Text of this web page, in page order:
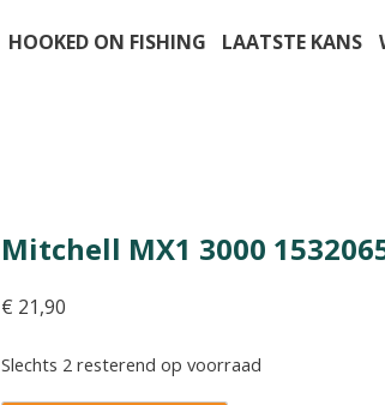
HOOKED ON FISHING LAATSTE KANS
Mitchell MX1 3000
€ 21,90
Slechts 2 resterend op voorraad